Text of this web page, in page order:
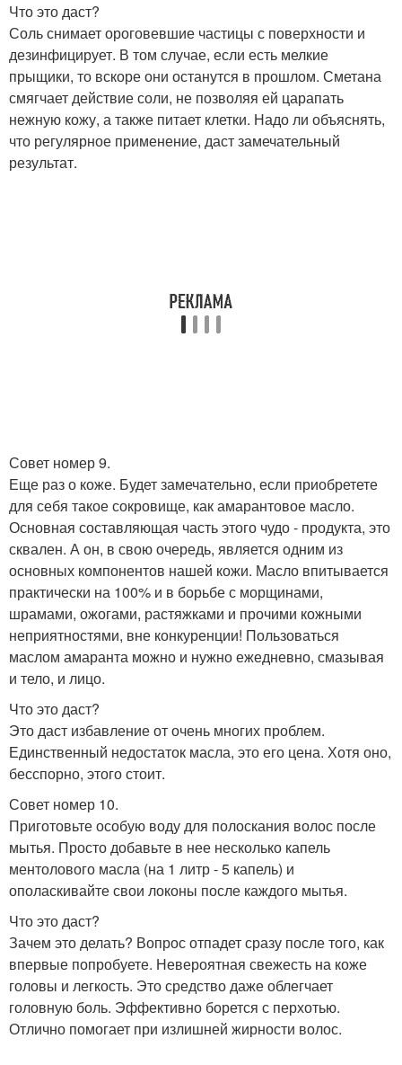
Что это даст?
Соль снимает ороговевшие частицы с поверхности и
дезинфицирует. В том случае, если есть мелкие
прыщики, то вскоре они останутся в прошлом. Сметана
смягчает действие соли, не позволяя ей царапать
нежную кожу, а также питает клетки. Надо ли объяснять,
что регулярное применение, даст замечательный
результат.
Совет номер 9.
Еще раз о коже. Будет замечательно, если приобретете
для себя такое сокровище, как амарантовое масло.
Основная составляющая часть этого чудо - продукта, это
сквален. А он, в свою очередь, является одним из
основных компонентов нашей кожи. Масло впитывается
практически на 100% и в борьбе с морщинами,
шрамами, ожогами, растяжками и прочими кожными
неприятностями, вне конкуренции! Пользоваться
маслом амаранта можно и нужно ежедневно, смазывая
и тело, и лицо.
Что это даст?
Это даст избавление от очень многих проблем.
Единственный недостаток масла, это его цена. Хотя оно,
бесспорно, этого стоит.
Совет номер 10.
Приготовьте особую воду для полоскания волос после
мытья. Просто добавьте в нее несколько капель
ментолового масла (на 1 литр - 5 капель) и
ополаскивайте свои локоны после каждого мытья.
Что это даст?
Зачем это делать? Вопрос отпадет сразу после того, как
впервые попробуете. Невероятная свежесть на коже
головы и легкость. Это средство даже облегчает
головную боль. Эффективно борется с перхотью.
Отлично помогает при излишней жирности волос.